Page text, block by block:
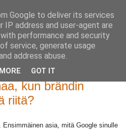
kun brändin
riitä?
Ensimmäinen asia, mitä Google sinulle
Google to deliver its services
IP address and user-agent are
performance and security
service, generate usage
address abuse.
GOT IT